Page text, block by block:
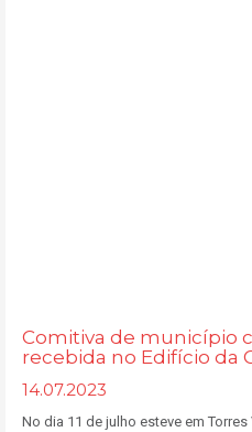
Comitiva de município
recebida no Edifício da
14.07.2023
No dia 11 de julho esteve em